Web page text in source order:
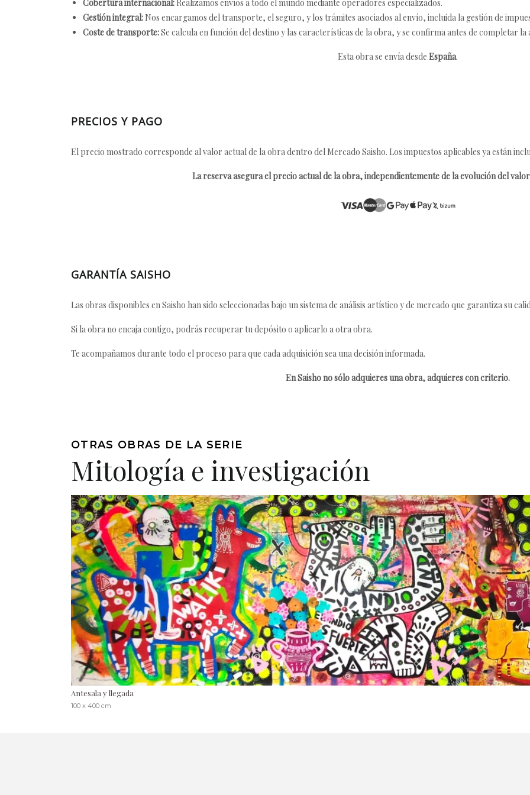
Cobertura internacional: Realizamos envíos a todo el mundo mediante operadores especializados.
Gestión integral: Nos encargamos del transporte, el seguro, y los trámites asociados al envío, incluida la gestión de
Coste de transporte:Se calcula en función del destino y las características de la obra, y se confirma antes de completar la
Esta obra se envía desde España.
PRECIOS Y PAGO
El precio mostrado corresponde al valor actual de la obra dentro del Mercado Saisho. Los impuestos aplicables ya están
La reserva asegura el precio actual de la obra, independientemente de la evolución del
GARANTÍA SAISHO
Las obras disponibles en Saisho han sido seleccionadas bajo un sistema de análisis artístico y de mercado que garantiza su
Si la obra no encaja contigo, podrás recuperar tu depósito o aplicarlo a otra obra.
Te acompañamos durante todo el proceso para que cada adquisición sea una decisión informada.
En Saisho no sólo adquieres una obra, adquieres con criterio.
OTRAS OBRAS DE LA SERIE
Mitología e investigación
Antesala y llegada
100 x 400 cm